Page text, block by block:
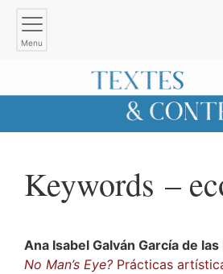
Menu
Keywords –
Ana Isabel Galván García de
No Man’s Eye? Prácticas